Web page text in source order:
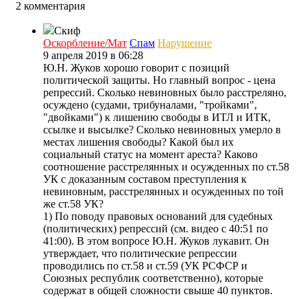
2 комментария
Скиф
Оскорбление/Мат Спам Нарушение
9 апреля 2019 в 06:28
Ю.Н. Жуков хорошо говорит с позиций
политической защиты. Но главный вопрос - цена
репрессий. Сколько невиновных было расстреляно,
осуждено (судами, трибуналами, "тройками",
"двойками") к лишению свободы в ИТЛ и ИТК,
ссылке и высылке? Сколько невиновных умерло в
местах лишения свободы? Какой был их
социальный статус на момент ареста? Каково
соотношение расстрелянных и осужденных по ст.58
УК с доказанным составом преступления к
невиновным, расстрелянных и осужденных по той
же ст.58 УК?
1) По поводу правовых оснований для судебных
(политических) репрессий (см. видео с 40:51 по
41:00). В этом вопросе Ю.Н. Жуков лукавит. Он
утверждает, что политические репрессии
проводились по ст.58 и ст.59 (УК РСФСР и
Союзных республик соответственно), которые
содержат в общей сложности свыше 40 пунктов.